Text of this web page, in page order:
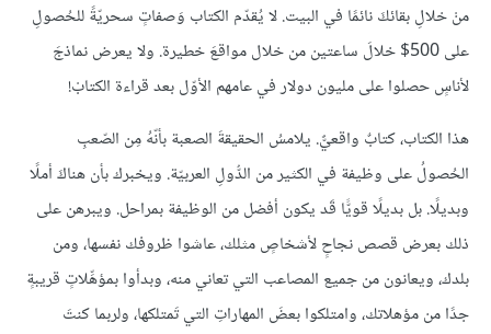
منْ خلالِ بقائكَ نائمًا في البيت. لا يُقدّم الكتاب وَصفاتٍ سحريّةً للحُصولِ
على 500$ خلالَ ساعتين من خلال مواقعَ خطيرة. ولا يعرض نماذجَ
لأناسٍ حصلوا على مليون دولار في عامهم الأوّل بعد قراءة الكتابْ!
هذا الكتاب، كتابٌ واقعيٌّ. يلامسُ الحقيقةَ الصعبة بأنّهُ مِن الصّعبِ
الحُصولُ على وظيفة في الكثير من الدُّولِ العربيّة. ويخبرك بأن هناكَ أملًا
وبديلًا. بل بديلًا قويًّا قَد يكون أفضل من الوظيفة بمراحل. ويبرهن على
ذلك بعرض قصص نجاحٍ لأشخاصٍ مثلك، عاشوا ظروفك نفسها، ومن
بلدك، ويعانون من جميع المصاعب التي تعاني منه، وبدأوا بمؤهِّلاتٍ قريبةٍ
جدًا من مؤهلاتك، وامتلكوا بعضَ المهاراتِ التي تَمتلكها، ولربما كنتَ